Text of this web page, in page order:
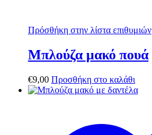
Πρόσθήκη στην λίστα επιθυμιών
Μπλούζα μακό πουά
€9,00 Προσθήκη στο καλάθι